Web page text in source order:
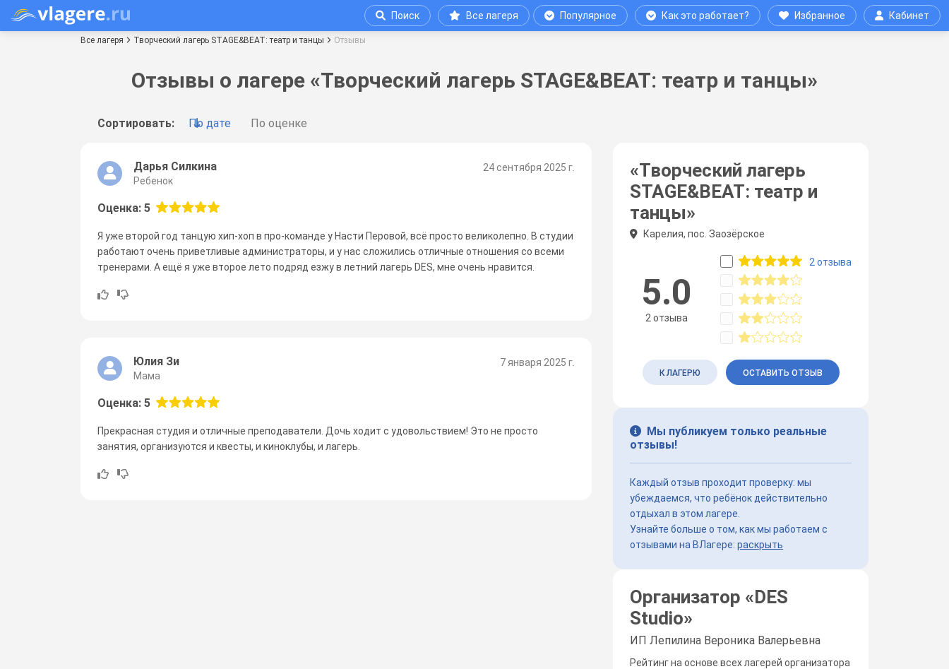
Поиск Все лагеря Популярное Как это работает? Избранное Кабинет
Все лагеря Творческий лагерь STAGE&BEAT: театр и танцы Отзывы
Отзывы о лагере «Творческий лагерь STAGE&BEAT: театр и танцы»
Сортировать: По дате По оценке
24 сентября 2025 г.
Дарья Силкина
Ребенок
Оценка: 5
Я уже второй год танцую хип-хоп в про-команде у Насти Перовой, всё просто великолепно. В студии
работают очень приветливые администраторы, и у нас сложились отличные отношения со всеми
тренерами. А ещё я уже второе лето подряд езжу в летний лагерь DES, мне очень нравится.
7 января 2025 г.
Юлия Зи
Мама
Оценка: 5
Прекрасная студия и отличные преподаватели. Дочь ходит с удовольствием! Это не просто
занятия, организуются и квесты, и киноклубы, и лагерь.
«Творческий лагерь
STAGE&BEAT: театр и
танцы»
Карелия, пос. Заозёрское
5.0
2 отзыва
2 отзыва
К ЛАГЕРЮ ОСТАВИТЬ ОТЗЫВ
Мы публикуем только реальные
отзывы!
Каждый отзыв проходит проверку: мы
убеждаемся, что ребёнок действительно
отдыхал в этом лагере.
Узнайте больше о том, как мы работаем с
отзывами на ВЛагере: раскрыть
Организатор «DES
Studio»
ИП Лепилина Вероника Валерьевна
Рейтинг на основе всех лагерей организатора